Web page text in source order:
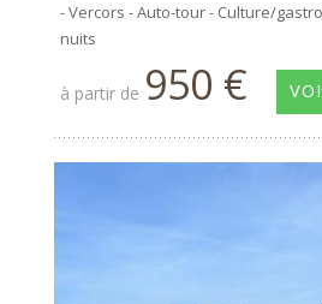
- Vercors - Auto-tour - Culture/
nuits
à partir de 950 €